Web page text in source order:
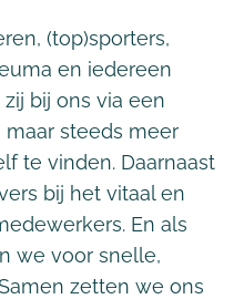
(top)sporters,
en iedereen
bij ons via een
maar steeds meer
te vinden. Daarnaast
bij het vitaal en
En als
we voor snelle,
zetten we ons